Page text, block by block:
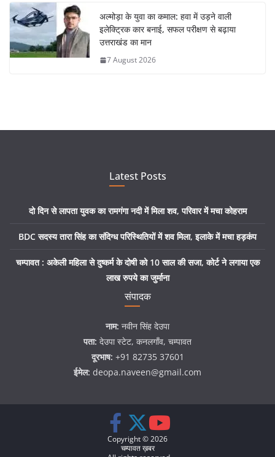
अल्मोड़ा के युवा का कमाल: हवा में उड़ने वाली
इलेक्ट्रिक कार बनाई, सफल परीक्षण से बढ़ाया
उत्तराखंड का मान
7 August 2026
Latest Posts
दो दिन से लापता युवक का रामगंगा नदी में मिला शव, परिवार में मचा कोहराम
BDC सदस्य तारा सिंह का संदिग्ध परिस्थितियों में शव मिला, इलाके में मचा हड़कंप
चम्पावत : अकेली महिला से दुष्कर्म के दोषी को 10 साल की सजा, कोर्ट ने लगाया एक
लाख रुपये का जुर्माना
संपादक
नाम: नवीन सिंह देउपा
पता: देउपा स्टेट, कनलगाँव, चम्पावत
दूरभाष: +91 82735 37601
ईमेल: deopa.naveen@gmail.com
Copyright © 2026
चम्पावत ख़बर